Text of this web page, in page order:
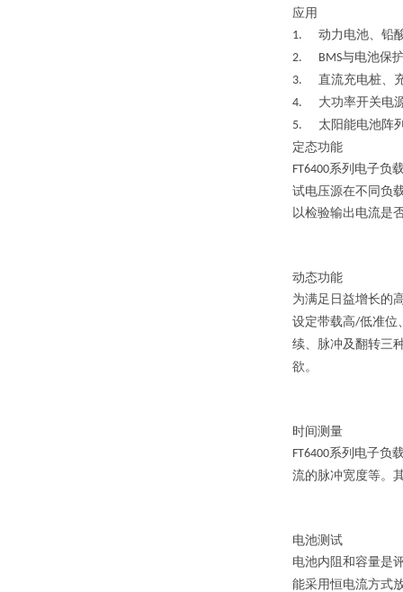
应用
1. 动力电池、铅
2. BMS与电池保
3. 直流充电桩、
4. 大功率开关电
5. 太阳能电池阵
定态功能
FT6400系列电子负
试电压源在不同负
以检验输出电流是
动态功能
为满足日益增长的
设定带载高/低准位
续、脉冲及翻转三
欲。
时间测量
FT6400系列电子负
流的脉冲宽度等。
电池测试
电池内阻和容量是
能采用恒电流方式